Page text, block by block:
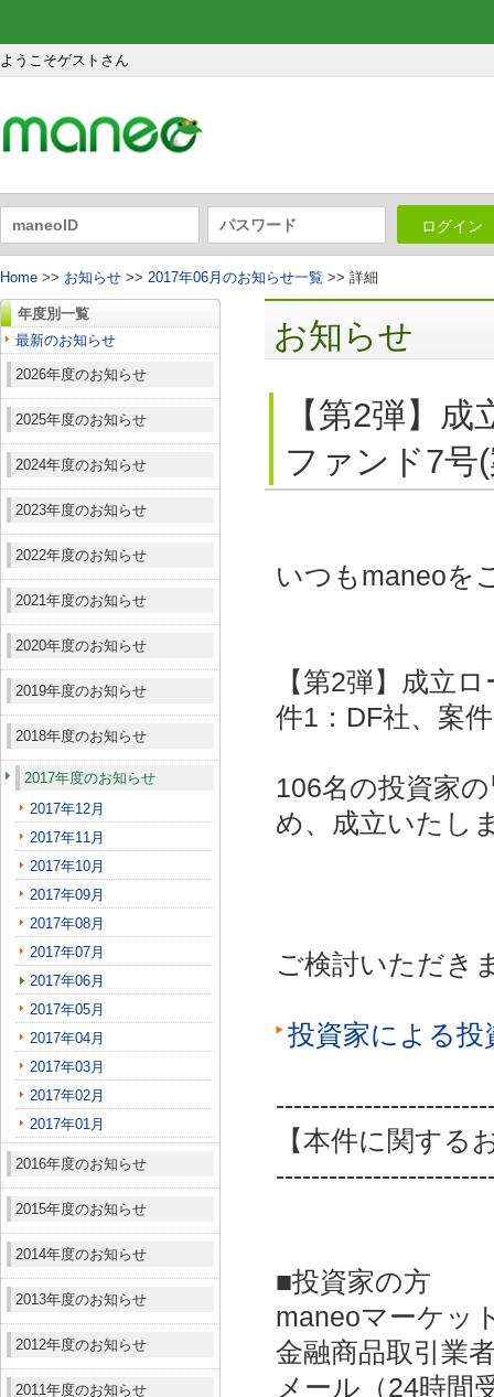
ようこそゲストさん
ログイン
Home >> お知らせ >> 2017年06月のお知らせ一覧 >> 詳細
年度別一覧
最新のお知らせ
2026年度のお知らせ
2025年度のお知らせ
2024年度のお知らせ
2023年度のお知らせ
2022年度のお知らせ
2021年度のお知らせ
2020年度のお知らせ
2019年度のお知らせ
2018年度のお知らせ
2017年度のお知らせ
2017年12月
2017年11月
2017年10月
2017年09月
2017年08月
2017年07月
2017年06月
2017年05月
2017年04月
2017年03月
2017年02月
2017年01月
2016年度のお知らせ
2015年度のお知らせ
2014年度のお知らせ
2013年度のお知らせ
2012年度のお知らせ
2011年度のお知らせ
お知らせ
【第2弾】
ファンド7号
いつもmaneoを
【第2弾】成立
件1：DF社、案
106名の投資家
め、成立いたし
ご検討いただき
投資家による
【本件に関する
■投資家の方
maneoマーケッ
金融商品取引業
メール（24時間